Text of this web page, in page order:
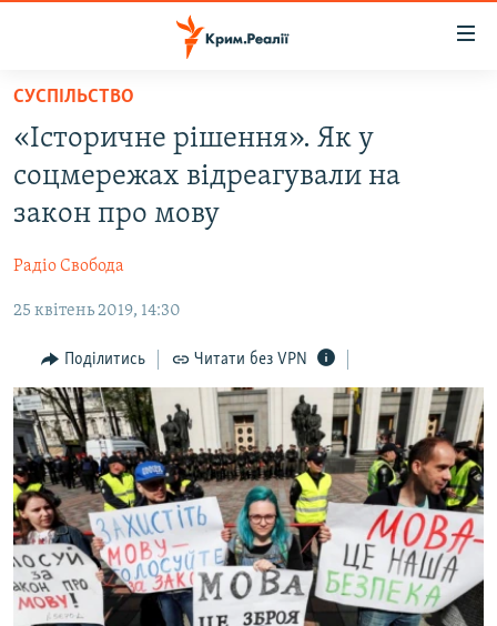
Перейти
основного
матеріалу
до
основної
Перейти
пошуку
ВОДА.КРИМ
ВІДЕО ТА ФОТО
БЛОГИ
ПОГЛЯД
ІНТЕРВ'Ю
ВСЕ ЗА ДЕНЬ
СПЕЦПРОЕКТИ
ДЕПОРТАЦІЯ
ВІДЕОУРОКИ «ELIFBE»
СВІДЧЕННЯ ОКУПАЦІЇ
УКРАЇНСЬКА ПРОБЛЕМА КРИМУ
ЯК ОБІЙТИ БЛОКУВАННЯ
Русский
Qırımtatar
СУСПІЛЬСТВО
«Історичне рішення». Як у
соцмережах відреагували на
закон про мову
Радіо Свобода
25 квітень 2019, 14:30
Поділитись Читати без VPN